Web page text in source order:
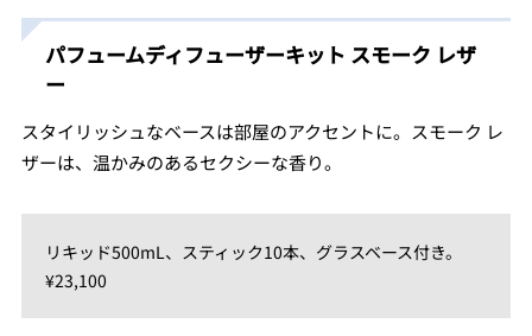
パフュームディフューザーキット スモーク レザ
ー
スタイリッシュなベースは部屋のアクセントに。スモーク レ
ザーは、温かみのあるセクシーな香り。
リキッド500mL、スティック10本、グラスベース付き。
¥23,100